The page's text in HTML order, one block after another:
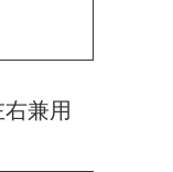
右兼用